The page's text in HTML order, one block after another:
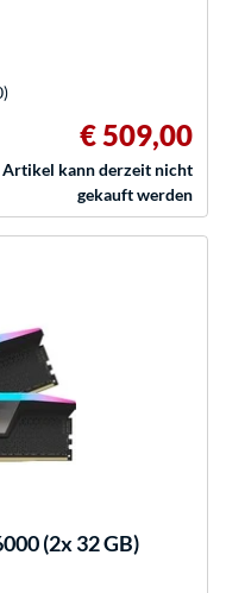
€ 509,00
Artikel kann derzeit nicht
gekauft werden
(2x 32 GB)